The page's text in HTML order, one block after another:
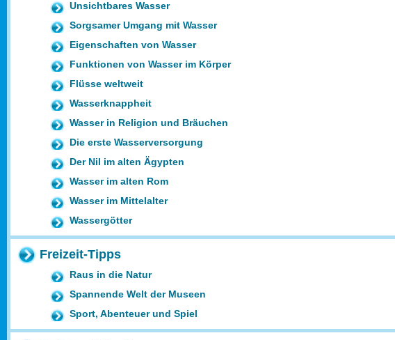
Unsichtbares Wasser
Sorgsamer Umgang mit Wasser
Eigenschaften von Wasser
Funktionen von Wasser im Körper
Flüsse weltweit
Wasserknappheit
Wasser in Religion und Bräuchen
Die erste Wasserversorgung
Der Nil im alten Ägypten
Wasser im alten Rom
Wasser im Mittelalter
Wassergötter
Freizeit-Tipps
Raus in die Natur
Spannende Welt der Museen
Sport, Abenteuer und Spiel